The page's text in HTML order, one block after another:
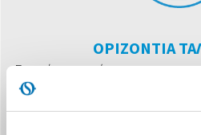
ΟΡΙΖΟΝΤΙΑ
Συνεχής και αυτόματος